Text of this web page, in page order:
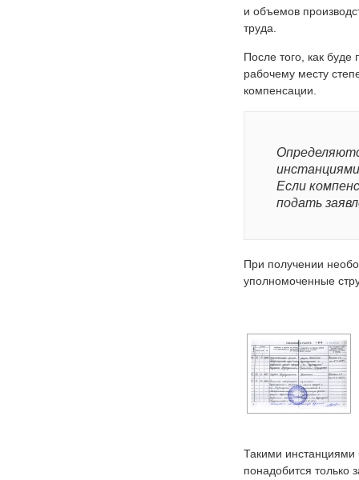
и объемов
труда.
После того, как
рабочему месту
компенсации.
Если
подать
При получении
уполномоченные
Такими инстанциями
понадобится только